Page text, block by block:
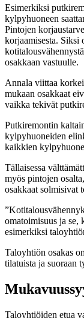
Esimerkiksi
kylpyhuoneen
Pintojen
korjaamisesta. Siksi
osakkaan vastuulle.
Annala viittaa
mukaan osakkaat
vaikka tekivät
Putkiremontin
kylpyhuoneiden
kaikkien
Tällaisessa
myös pintojen
osakkaat solmisivat
omatoimisuus ja se,
esimerkiksi
Taloyhtiön osakas
tilatuista ja suoraan
Taloyhtiöiden etua